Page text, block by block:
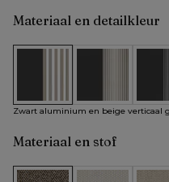
Materiaal en detailkleur
Zwart aluminium en
Zwart
Zwart aluminium en beige verticaal
Materiaal en stof